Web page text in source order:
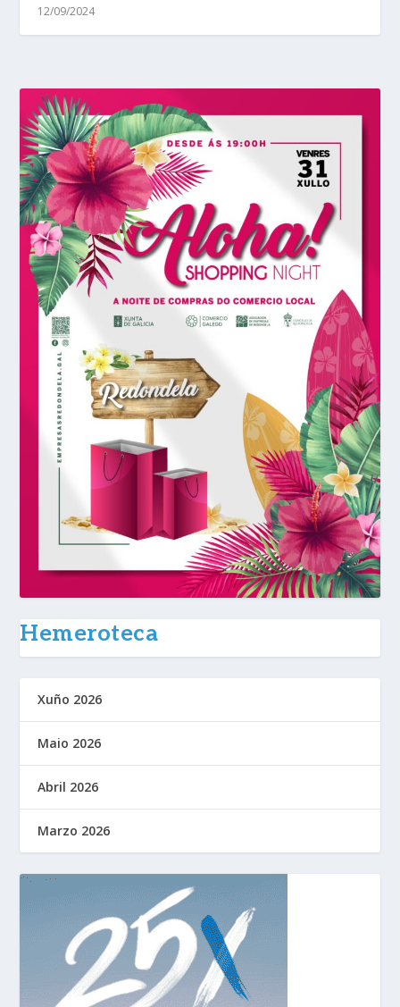
12/09/2024
Hemeroteca
Xuño 2026
Maio 2026
Abril 2026
Marzo 2026